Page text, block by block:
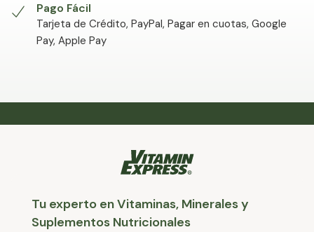
Pago Fácil
Tarjeta de Crédito, PayPal, Pagar en cuotas, Google
Pay, Apple Pay
Tu experto en Vitaminas, Minerales y
Suplementos Nutricionales